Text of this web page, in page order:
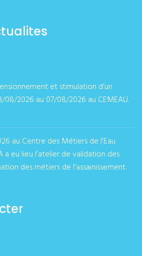
et stimulation d’un
08/2026 au 07/08/2026 au CEMEAU.
au Centre des Métiers de l’Eau
a eu lieu l’atelier de validation des
des métiers de l’assainissement.